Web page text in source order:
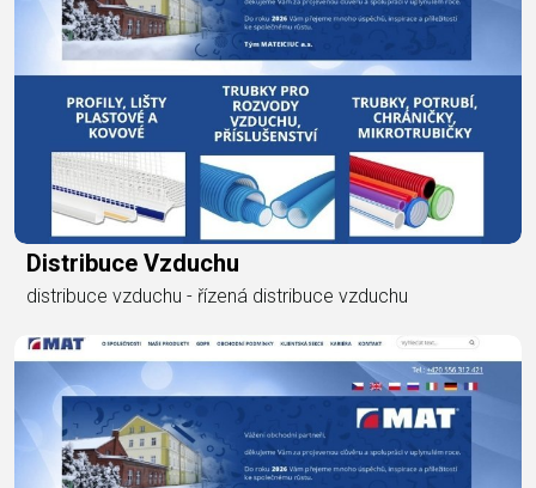
Distribuce Vzduchu
distribuce vzduchu - řízená distribuce vzduchu